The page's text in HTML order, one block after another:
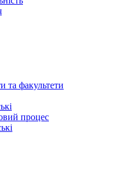
та факультети
процес